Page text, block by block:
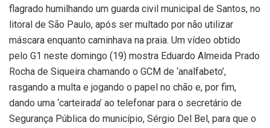
flagrado humilhando um guarda civil municipal de Santos, no
litoral de São Paulo, após ser multado por não utilizar
máscara enquanto caminhava na praia. Um vídeo obtido
pelo G1 neste domingo (19) mostra Eduardo Almeida Prado
Rocha de Siqueira chamando o GCM de ‘analfabeto’,
rasgando a multa e jogando o papel no chão e, por fim,
dando uma ‘carteirada’ ao telefonar para o secretário de
Segurança Pública do município, Sérgio Del Bel, para que o